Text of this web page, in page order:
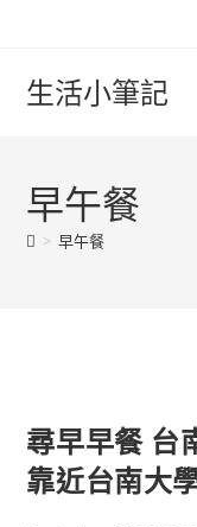
content生活小筆記
早午餐
> 早午餐
尋早早餐 台
靠近台南大